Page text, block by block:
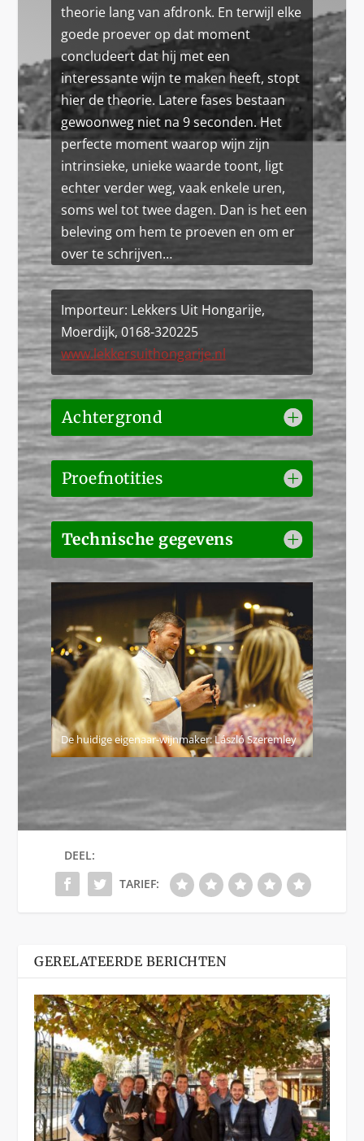
theorie lang van afdronk. En terwijl elke
goede proever op dat moment
concludeert dat hij met een
interessante wijn te maken heeft, stopt
hier de theorie. Latere fases bestaan
gewoonweg niet na 9 seconden. Het
perfecte moment waarop wijn zijn
intrinsieke, unieke waarde toont, ligt
echter verder weg, vaak enkele uren,
soms wel tot twee dagen. Dan is het een
beleving om hem te proeven en om er
over te schrijven…
Importeur: Lekkers Uit Hongarije,
Moerdijk, 0168-320225
www.lekkersuithongarije.nl
Achtergrond
Proefnotities
Technische gegevens
De huidige eigenaar-wijnmaker: László Szeremley
DEEL:
TARIEF:
GERELATEERDE BERICHTEN